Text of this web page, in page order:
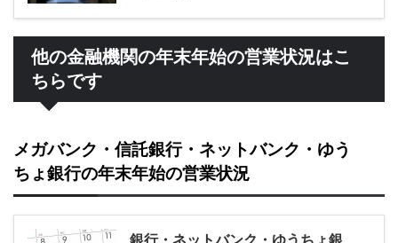
他の金融機関の年末年始の営業状況はこ
ちらです
メガバンク・信託銀行・ネットバンク・ゆう
ちょ銀行の年末年始の営業状況